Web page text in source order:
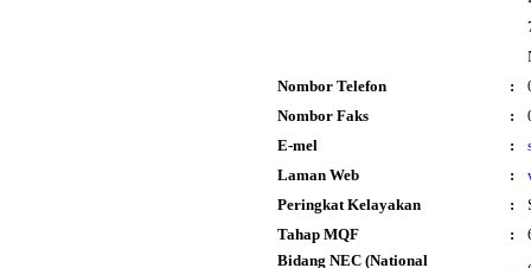
Nombor Telefon
:
Nombor Faks
:
E-mel
:
Laman Web
:
Peringkat Kelayakan
:
Tahap MQF
:
Bidang NEC (National